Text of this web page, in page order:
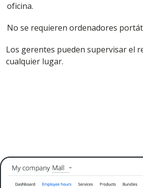
oficina.
No se requieren ordenadores
Los gerentes pueden supervisar el
cualquier lugar.